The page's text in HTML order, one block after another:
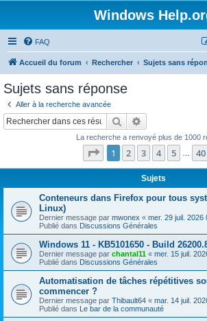
Windows
FAQ
Accueil du forum Rechercher Sujets sans
Sujets sans réponse
Aller à la recherche avancée
Rechercher
La recherche a renvoyé plus de 1000
Page 1sur40
1 2 3 4 5 40
Sujets
Conteneurs dans Firefox pour tous
Linux)
Dernier message par mwonex « mer. 29 juil. 2026
Publié dans Discussions Générales
Windows 11 - KB5101650 - Build
Dernier message par chantal11 « mer. 15 juil.
Publié dans Discussions Générales
Automatisation de tâches répétitives
commencer ?
Dernier message par Thibault64 « mar. 14 juil.
Publié dans Le bar de la communauté